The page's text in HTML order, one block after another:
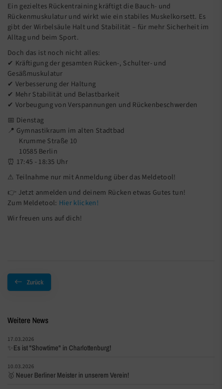
Ein gezieltes Rückentraining kräftigt die Bauch- und
Rückenmuskulatur und wirkt wie ein stabiles Muskelkorsett. Es
gibt der Wirbelsäule Halt und Stabilität – für mehr Sicherheit im
Alltag und beim Sport.
Doch das ist noch nicht alles:
✔ Kräftigung der gesamten Rücken-, Schulter- und
Gesäßmuskulatur
✔ Verbesserung der Haltung
✔ Mehr Stabilität und Belastbarkeit
✔ Vorbeugung von Verspannungen und Rückenbeschwerden
📅 Dienstag
📍 Gymnastikraum im alten Stadtbad
Krumme Straße 10
10585 Berlin
⏰ 17:45 - 18:35 Uhr
⚠ Teilnahme nur mit Anmeldung über das Meldetool!
👉 Jetzt anmelden und deinem Rücken etwas Gutes tun!
Zum Meldetool: Hier klicken!
Wir freuen uns auf dich!
Zurück
Weitere News
17.03.2026
✨Es ist "Showtime" in Charlottenburg!
10.03.2026
🥇 Neuer Berliner Meister in unserem Verein!